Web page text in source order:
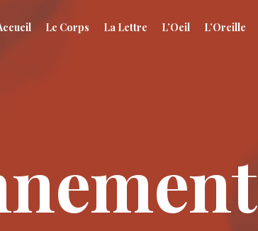
Le Corps La Lettre L’Oeil L’Oreille